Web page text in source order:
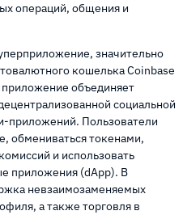
операций, общения и
значительно
кошелька Coinbase
приложение объединяет
социальной
приложений. Пользователи
обмениваться токенами,
и использовать
приложения (dApp). В
невзаимозаменяемых
а также торговля в